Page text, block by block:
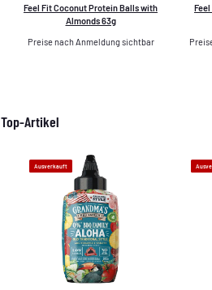
Feel Fit Coconut Protein Balls with
Almonds 63g
Preise nach Anmeldung sichtbar
Top-Artikel
Ausverkauft